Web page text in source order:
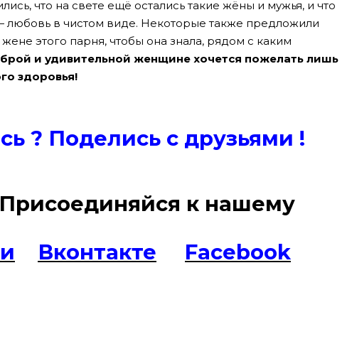
что на свете ещё остались такие жёны и мужья, и что
любовь в чистом виде. Некоторые также предложили
этого парня, чтобы она знала, рядом с каким
и удивительной женщине хочется пожелать лишь
здоровья!
? Поделись с друзьями !
к нашему
Вконтакте
Facebook